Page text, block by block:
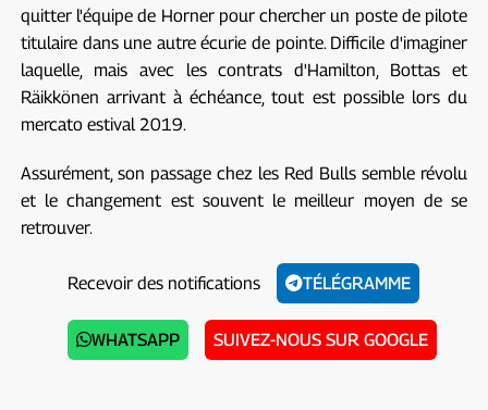
quitter l'équipe de Horner pour chercher un poste de pilote
titulaire dans une autre écurie de pointe. Difficile d'imaginer
laquelle, mais avec les contrats d'Hamilton, Bottas et
Räikkönen arrivant à échéance, tout est possible lors du
mercato estival 2019.
Assurément, son passage chez les Red Bulls semble révolu
et le changement est souvent le meilleur moyen de se
retrouver.
Recevoir des notifications TÉLÉGRAMME
WHATSAPP SUIVEZ-NOUS SUR GOOGLE